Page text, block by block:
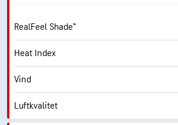
Skydekke
Sikt
Skydekke
RealFeel Shade™
Heat Index
Vind
Luftkvalitet